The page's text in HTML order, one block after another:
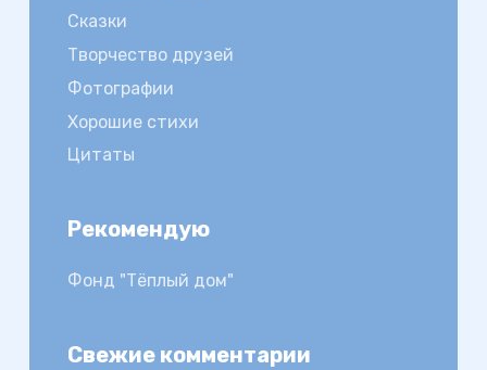
Сказки
Творчество друзей
Фотографии
Хорошие стихи
Цитаты
Рекомендую
Фонд "Тёплый дом"
Свежие комментарии